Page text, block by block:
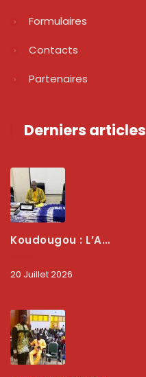
Formulaires
Contacts
Partenaires
Derniers articles
Koudougou : L’ARCEP Renforce Le Dialogue Avec Les Associations De Consommateurs Pour Mieux Protéger Les Usagers
20 Juillet 2026